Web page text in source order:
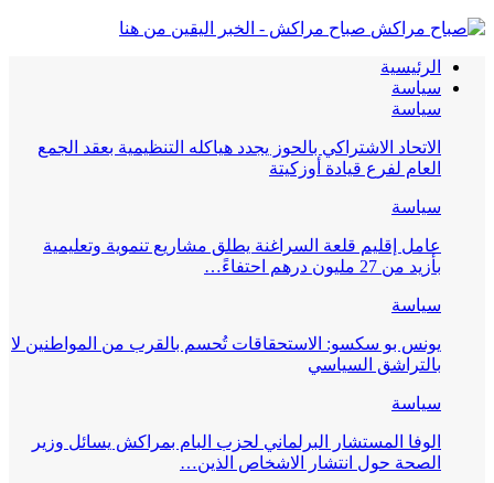
صباح مراكش - الخبر اليقين من هنا
الرئيسية
سياسة
سياسة
الاتحاد الاشتراكي بالحوز يجدد هياكله التنظيمية بعقد الجمع
العام لفرع قيادة أوزكيتة
سياسة
عامل إقليم قلعة السراغنة يطلق مشاريع تنموية وتعليمية
بأزيد من 27 مليون درهم احتفاءً…
سياسة
يونس بو سكسو: الاستحقاقات تُحسم بالقرب من المواطنين لا
بالتراشق السياسي
سياسة
الوفا المستشار البرلماني لحزب البام بمراكش يسائل وزير
الصحة حول انتشار الاشخاص الذين…